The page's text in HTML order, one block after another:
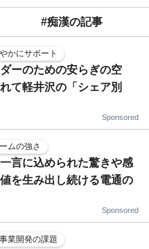
#痴漢の記事
かにサポート
ーのための安らぎの空
て軽井沢の「シェア別
Sponsored
ムの強さ
一言に込められた驚きや感
を生み出し続ける電通の
Sponsored
業開発の課題